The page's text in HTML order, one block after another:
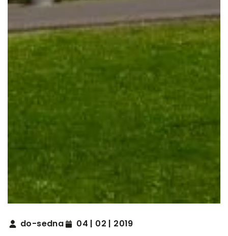
do-sedna 04 | 02 | 2019